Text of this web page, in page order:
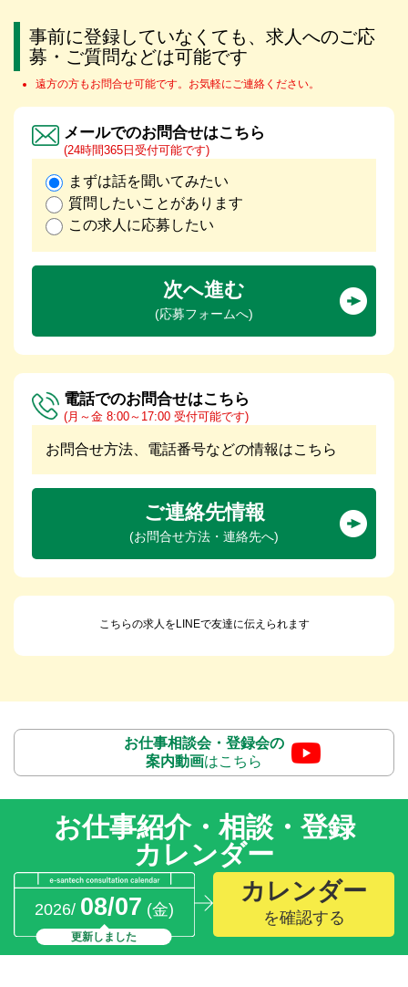
事前に登録していなくても、求人へのご応
募・ご質問などは可能です
遠方の方もお問合せ可能です。お気軽にご連絡ください。
メールでのお問合せはこちら
(24時間365日受付可能です)
まずは話を聞いてみたい
質問したいことがあります
この求人に応募したい
次へ進む
(応募フォームへ)
電話でのお問合せはこちら
(月～金 8:00～17:00 受付可能です)
お問合せ方法、電話番号などの情報はこちら
ご連絡先情報
(お問合せ方法・連絡先へ)
こちらの求人をLINEで友達に伝えられます
お仕事相談会・登録会の
案内動画はこちら
お仕事紹介・相談・登録
カレンダー
2026/ 08/07 (金)
更新しました
カレンダー
を確認する